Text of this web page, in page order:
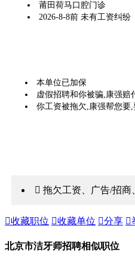
莆田荷马口腔门诊
2026-8-8前 未有工资纠纷
本单位已加保
虚假招聘和你被骗,康强赔
你工资被拖欠,康强帮您要
 拖欠工资、广告/招
收藏职位 收藏单位 分享 
北京市洁牙师招聘相似职位